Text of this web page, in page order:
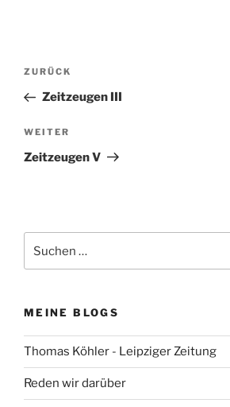
Beitragsnavigation
Vorheriger
Beitrag
ZURÜCK
Zeitzeugen III
Nächster
Beitrag
WEITER
Zeitzeugen V
nach:
MEINE BLOGS
Thomas Köhler - Leipziger Zeitung
Reden wir darüber